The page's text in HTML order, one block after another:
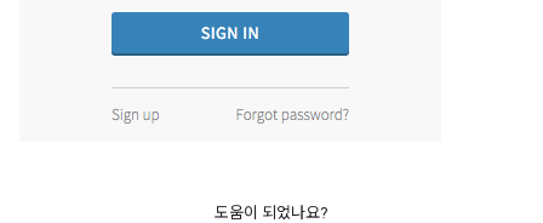
도움이 되었나요?